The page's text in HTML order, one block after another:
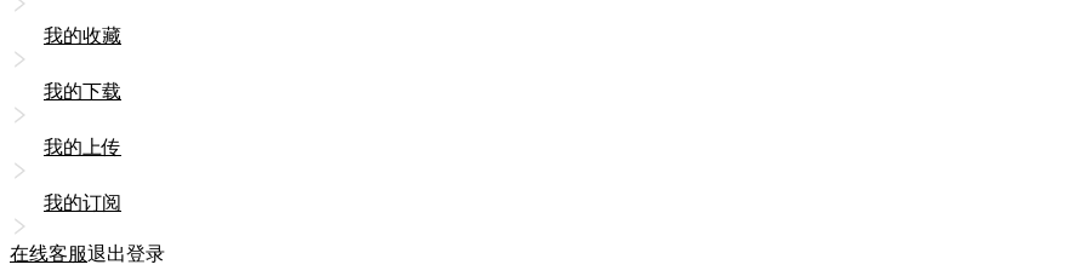
我的收藏
我的下载
我的上传
我的订阅
在线客服退出登录